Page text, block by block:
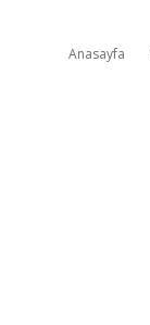
Anasayfa